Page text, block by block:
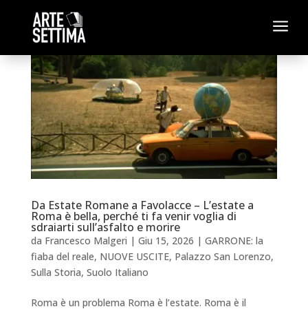
a
Da Estate Romane a Favolacce – L’estate a
Roma è bella, perché ti fa venir voglia di
sdraiarti sull’asfalto e morire
da Francesco Malgeri | Giu 15, 2026 | GARRONE: la
fiaba del reale, NUOVE USCITE, Palazzo San Lorenzo,
Sulla Storia, Suolo Italiano
Roma è un problema Roma è l’estate. Roma è il